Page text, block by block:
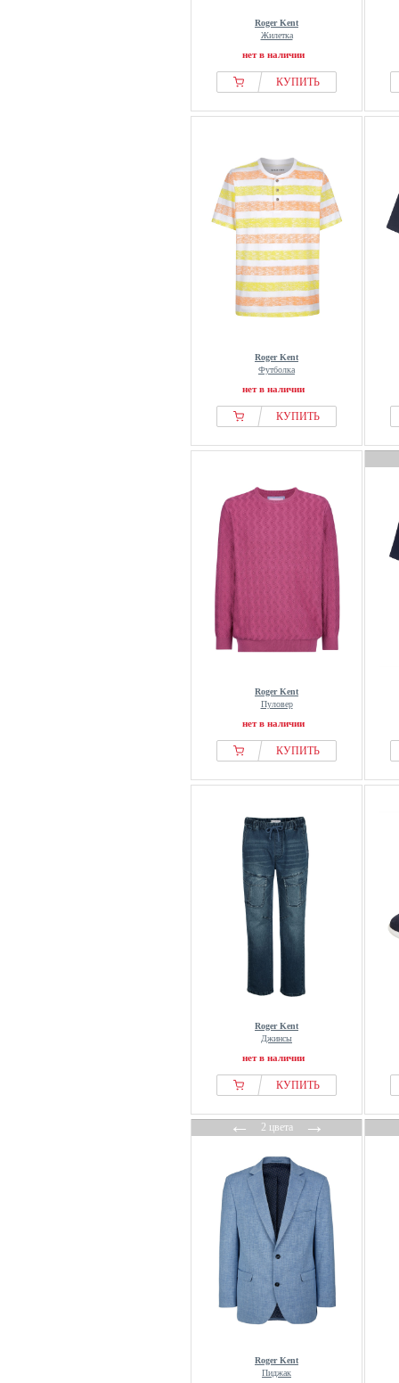
Roger Kent
Жилетка
нет в наличии
КУПИТЬ
Roger Kent
Футболка
нет в наличии
КУПИТЬ
Roger Kent
Пуловер
нет в наличии
КУПИТЬ
Roger Kent
Джинсы
нет в наличии
КУПИТЬ
←2 цвета→
Roger Kent
Пиджак